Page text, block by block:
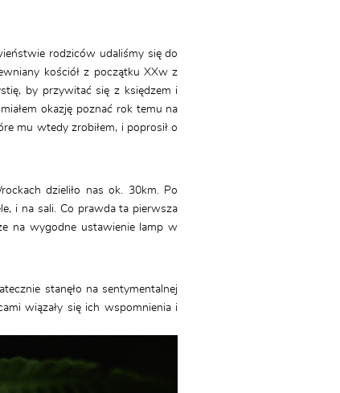
rodziców udaliśmy się do
kościół z początku XXw z
by przywitać się z księdzem i
okazję poznać rok temu na
mu wtedy zrobiłem, i poprosił o
dzieliło nas ok. 30km. Po
i na sali. Co prawda ta pierwsza
na wygodne ustawienie lamp w
stanęło na sentymentalnej
wiązały się ich wspomnienia i